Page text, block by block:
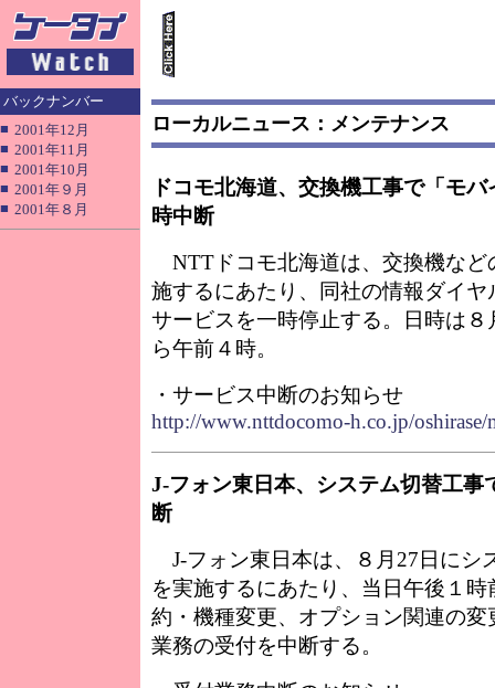
バックナンバー
■ 2001年12月
■ 2001年11月
■ 2001年10月
■ 2001年９月
■ 2001年８月
ローカルニュース：メンテナンス
ドコモ北海道、交換機工事で「モ
時中断
NTTドコモ北海道は、交換機など
施するにあたり、同社の情報ダイヤ
サービスを一時停止する。日時は８
ら午前４時。
・サービス中断のお知らせ
http://www.nttdocomo-h.co.jp/
J-フォン東日本、システム切替工事
断
J-フォン東日本は、８月27日にシ
を実施するにあたり、当日午後１
約・機種変更、オプション関連の
業務の受付を中断する。